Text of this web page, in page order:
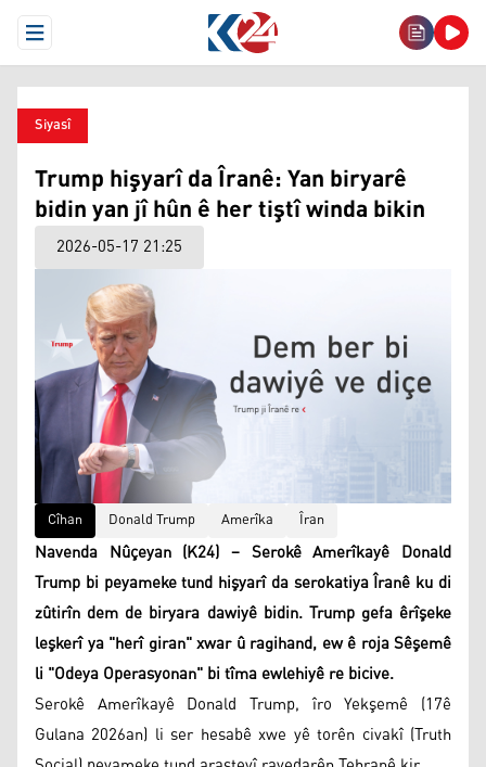
Open Menu
Siyasî
Trump hişyarî da Îranê: Yan biryarê
bidin yan jî hûn ê her tiştî winda bikin
2026-05-17 21:25
Cîhan Donald Trump Amerîka Îran
Navenda Nûçeyan (K24) – Serokê Amerîkayê Donald
Trump bi peyameke tund hişyarî da serokatiya Îranê ku di
zûtirîn dem de biryara dawiyê bidin. Trump gefa êrîşeke
leşkerî ya "herî giran" xwar û ragihand, ew ê roja Sêşemê
li "Odeya Operasyonan" bi tîma ewlehiyê re bicive.
Serokê Amerîkayê Donald Trump, îro Yekşemê (17ê
Gulana 2026an) li ser hesabê xwe yê torên civakî (Truth